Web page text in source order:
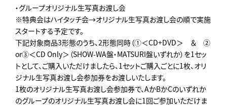
・グループオリジナル生写真お渡し会
※特典会はハイタッチ会→オリジナル生写真お渡し会の順で実施
スタートする予定です。
下記対象商品3形態のうち、2形態同時（①＜CD+DVD＞ ＆ ②
or③＜CD Only＞（SHOW-WA盤・MATSURI盤いずれか）を1セッ
トとして、ご購入いただけましたら、1セットご購入ごとに1枚、オリ
ジナル生写真お渡し会参加券をお渡しいたします。
1枚のオリジナル生写真お渡し会参加券で、AかBかCのいずれか
のグループのオリジナル生写真お渡し会に1回ご参加いただけま